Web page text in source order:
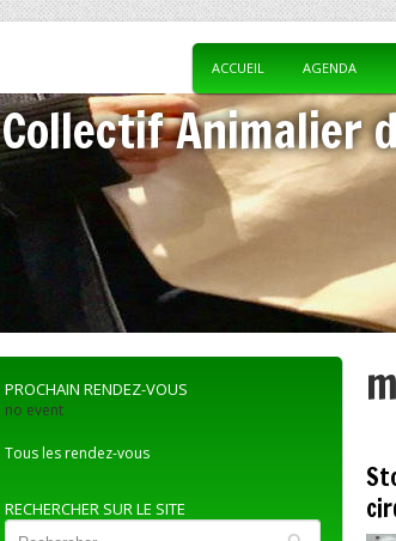
ACCUEIL AGENDA
Collectif Animalier
PROCHAIN RENDEZ-VOUS
no event
Tous les rendez-vous
RECHERCHER SUR LE SITE
Recherche